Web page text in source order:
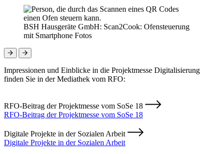
BSH Hausgeräte GmbH: Scan2Cook: Ofensteuerung
mit Smartphone Fotos
Impressionen und Einblicke in die Projektmesse Digitalisierung
finden Sie in der Mediathek vom RFO:
RFO-Beitrag der Projektmesse vom SoSe 18
RFO-Beitrag der Projektmesse vom SoSe 18
Digitale Projekte in der Sozialen Arbeit
Digitale Projekte in der Sozialen Arbeit